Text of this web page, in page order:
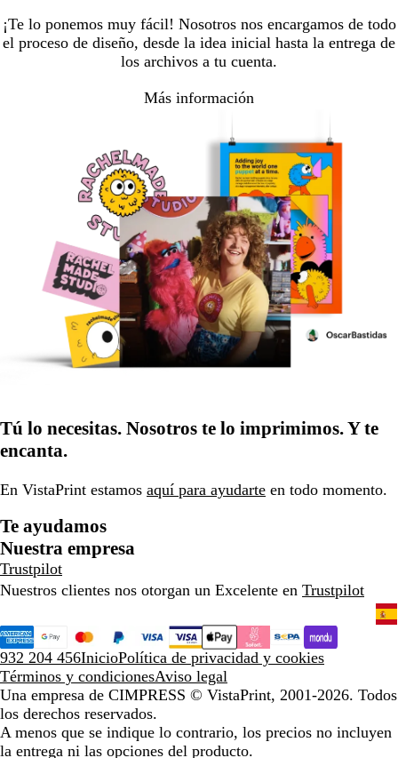
¡Te lo ponemos muy fácil! Nosotros nos encargamos de todo
el proceso de diseño, desde la idea inicial hasta la entrega de
los archivos a tu cuenta.
Más información
Tú lo necesitas. Nosotros te lo imprimimos. Y te
encanta.
En VistaPrint estamos aquí para ayudarte en todo momento.
Te ayudamos
Nuestra empresa
Trustpilot
Nuestros clientes nos otorgan un Excelente en Trustpilot
932 204 456InicioPolítica de privacidad y cookies
Términos y condicionesAviso legal
Una empresa de CIMPRESS © VistaPrint, 2001-2026. Todos
los derechos reservados.
A menos que se indique lo contrario, los precios no incluyen
la entrega ni las opciones del producto.